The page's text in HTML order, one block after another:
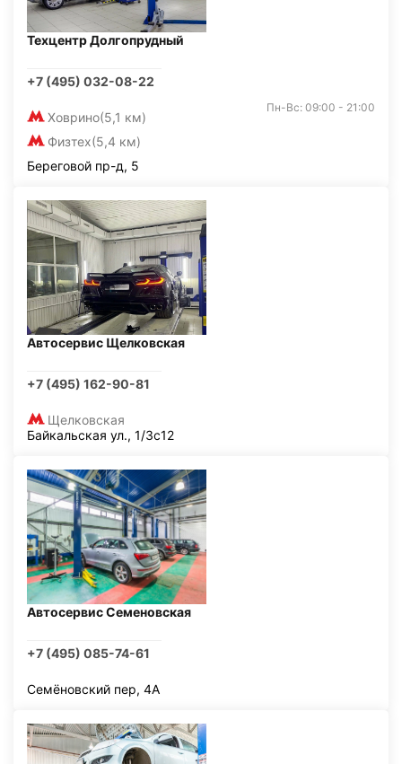
Техцентр Долгопрудный
+7 (495) 032-08-22
Ховрино(5,1 км)
Физтех(5,4 км)
Пн-Вс: 09:00 - 21:00
Береговой пр-д, 5
Автосервис Щелковская
+7 (495) 162-90-81
Щелковская
Байкальская ул., 1/3с12
Автосервис Семеновская
+7 (495) 085-74-61
Семёновский пер, 4А